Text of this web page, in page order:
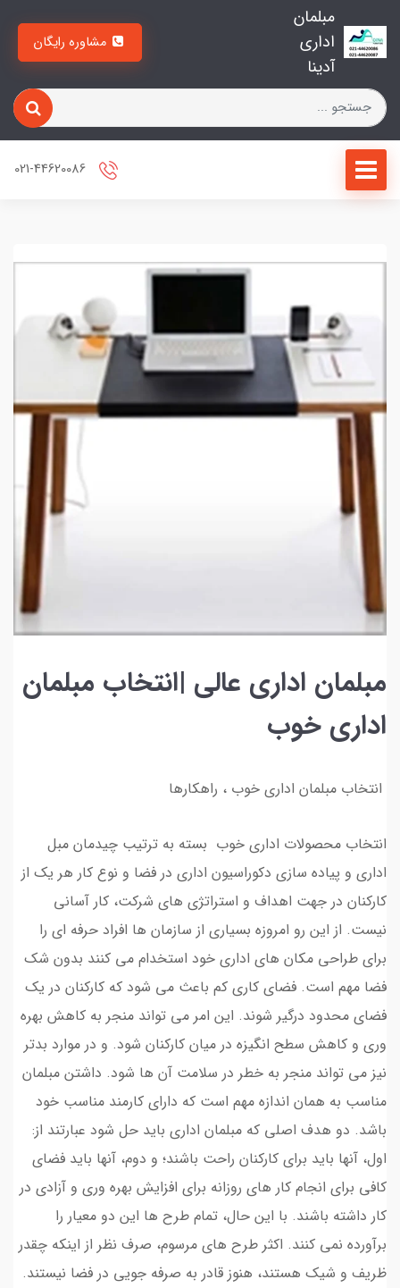
مبلمان
اداری
آدینا
مبلمان اداری عالی |انتخاب مبلمان
اداری خوب
انتخاب مبلمان اداری خوب ، راهکارها
انتخاب محصولات اداری خوب بسته به ترتیب چیدمان مبل
اداری و پیاده سازی دکوراسیون اداری در فضا و نوع کار هر یک از
کارکنان در جهت اهداف و استراتژی های شرکت، کار آسانی
نیست. از این رو امروزه بسیاری از سازمان ها افراد حرفه ای را
برای طراحی مکان های اداری خود استخدام می کنند بدون شک
فضا مهم است. فضای کاری کم باعث می شود که کارکنان در یک
فضای محدود درگیر شوند. این امر می تواند منجر به کاهش بهره
وری و کاهش سطح انگیزه در میان کارکنان شود. و در موارد بدتر
نیز می تواند منجر به خطر در سلامت آن ها شود. داشتن مبلمان
مناسب به همان اندازه مهم است که دارای کارمند مناسب خود
باشد. دو هدف اصلی که مبلمان اداری باید حل شود عبارتند از:
اول، آنها باید برای کارکنان راحت باشند؛ و دوم، آنها باید فضای
کافی برای انجام کار های روزانه برای افزایش بهره وری و آزادی در
کار داشته باشند. با این حال، تمام طرح ها این دو معیار را
برآورده نمی کنند. اکثر طرح های مرسوم، صرف نظر از اینکه چقدر
ظریف و شیک هستند، هنوز قادر به صرفه جویی در فضا نیستند.